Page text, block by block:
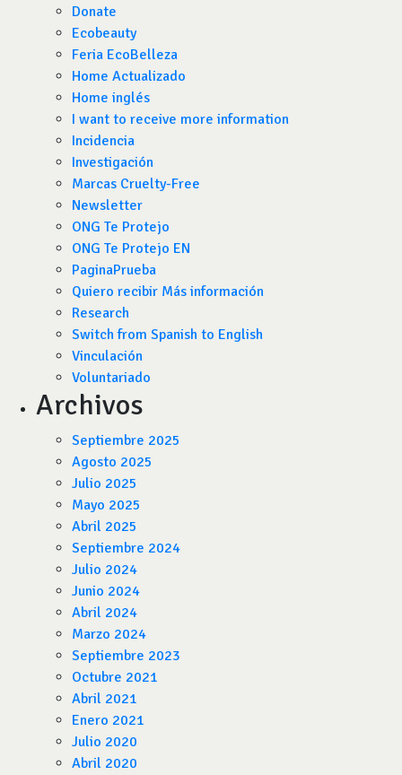
Donate
Ecobeauty
Feria EcoBelleza
Home Actualizado
Home inglés
I want to receive more information
Incidencia
Investigación
Marcas Cruelty-Free
Newsletter
ONG Te Protejo
ONG Te Protejo EN
PaginaPrueba
Quiero recibir Más información
Research
Switch from Spanish to English
Vinculación
Voluntariado
Archivos
Septiembre 2025
Agosto 2025
Julio 2025
Mayo 2025
Abril 2025
Septiembre 2024
Julio 2024
Junio 2024
Abril 2024
Marzo 2024
Septiembre 2023
Octubre 2021
Abril 2021
Enero 2021
Julio 2020
Abril 2020